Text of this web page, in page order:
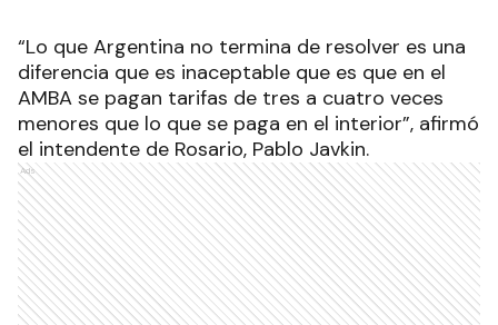
“Lo que Argentina no termina de resolver es una
diferencia que es inaceptable que es que en el
AMBA se pagan tarifas de tres a cuatro veces
menores que lo que se paga en el interior”, afirmó
el intendente de Rosario, Pablo Javkin.
Ads